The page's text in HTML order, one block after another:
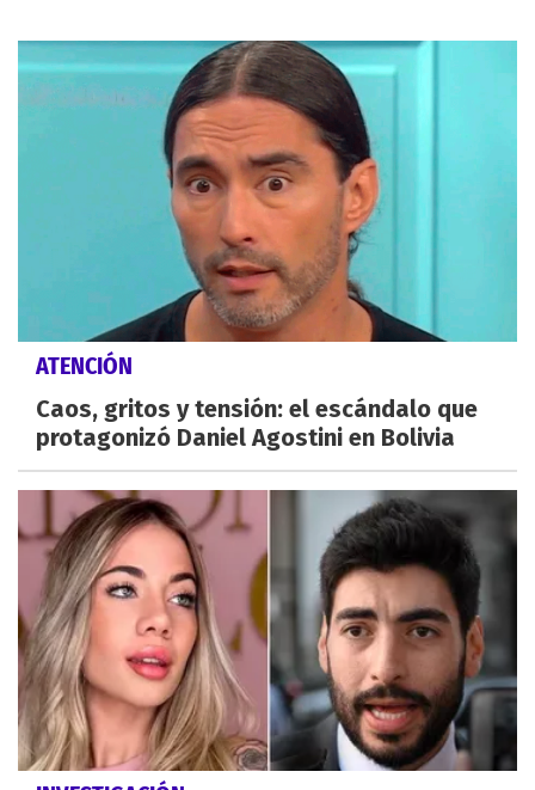
ATENCIÓN
Caos, gritos y tensión: el escándalo que
protagonizó Daniel Agostini en Bolivia